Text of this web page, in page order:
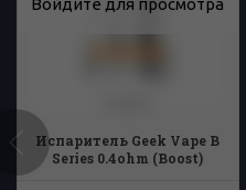
Войдите для просмотра
Испаритель Geek Vape B
Series 0.4ohm (Boost)